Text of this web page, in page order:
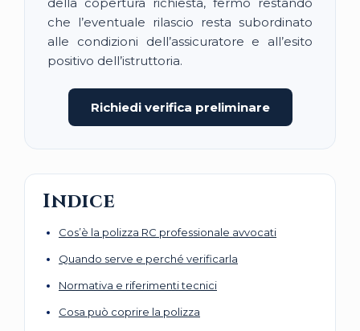
che l’eventuale rilascio resta subordinato
alle condizioni dell’assicuratore e all’esito
positivo dell’istruttoria.
Richiedi verifica preliminare
Indice
Cos’è la polizza RC professionale avvocati
Quando serve e perché verificarla
Normativa e riferimenti tecnici
Cosa può coprire la polizza